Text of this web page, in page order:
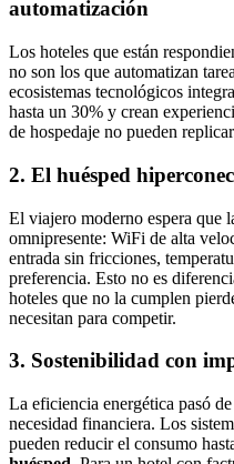
automatización
Los hoteles que están
no son los que automatizan
ecosistemas tecnológicos
hasta un 30% y crean
de hospedaje no pueden
2. El huésped
El viajero moderno espera que
omnipresente: WiFi de alta
entrada sin fricciones,
preferencia. Esto no es
hoteles que no la cumplen
necesitan para competir.
3. Sostenibilidad con
La eficiencia energética pasó
necesidad financiera. Los
pueden reducir el consumo